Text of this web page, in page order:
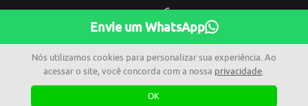
Envie um WhatsApp
Nós utilizamos cookies para personalizar sua experiência. Ao
acessar o site, você concorda com a nossa privacidade.
OK